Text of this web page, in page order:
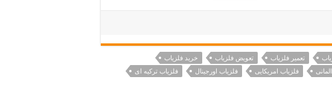
تعمیر فلزیاب تعویض فلزیاب
خرید فلزیاب
فلزیاب امریکایی فلزیاب اورجینال
فلزیاب ترکیه ای